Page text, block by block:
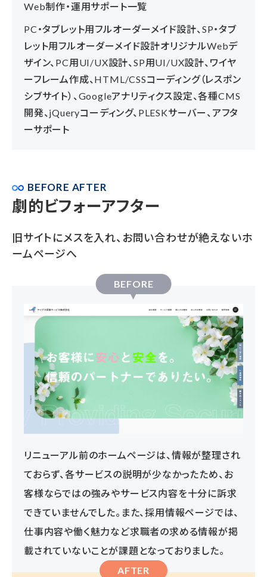
Web制作・運用サポート一覧
PC・タブレット用フルオーダーメイド設計、SP・タブ
レット用フルオーダーメイド設計オリジナルWebデ
ザイン、PC用UI/UX設計、SP用UI/UX設計、ワイヤ
ーフレーム作成、HTML/CSSコーディング（レスポン
シブサイト）、Googleアナリティクス設定、各種CMS
開発、jQueryコーディング、PLESKサーバー、アフタ
ーサポート
BEFORE AFTER
劇的ビフォーアフター
旧サイトにメスを入れ、お問い合わせが絶えないホ
ームページへ
BEFORE
リニューアル前のホームページは、情報が整理され
ておらず、各サービスの説明が少なかったため、お
客様ならではの強みやサービス内容を十分に訴求
できていませんでした。また、採用情報ページでは、
仕事内容や働く魅力など求職者の求める情報が掲
載されていないことが課題となっておりました。
AFTER